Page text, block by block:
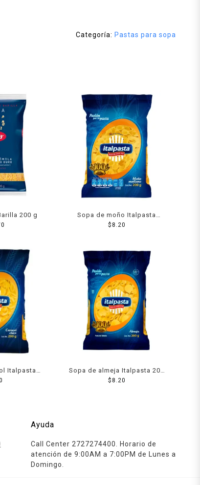
Categoría: Pastas para sopa
200 g
Sopa de moño Italpasta
mediano 200 g
$ 8.20
Italpasta
g
Sopa de almeja Italpasta 200
g
$ 8.20
Ayuda
Call Center 2727274400. Horario de
atención de 9:00AM a 7:00PM de Lunes a
Domingo.